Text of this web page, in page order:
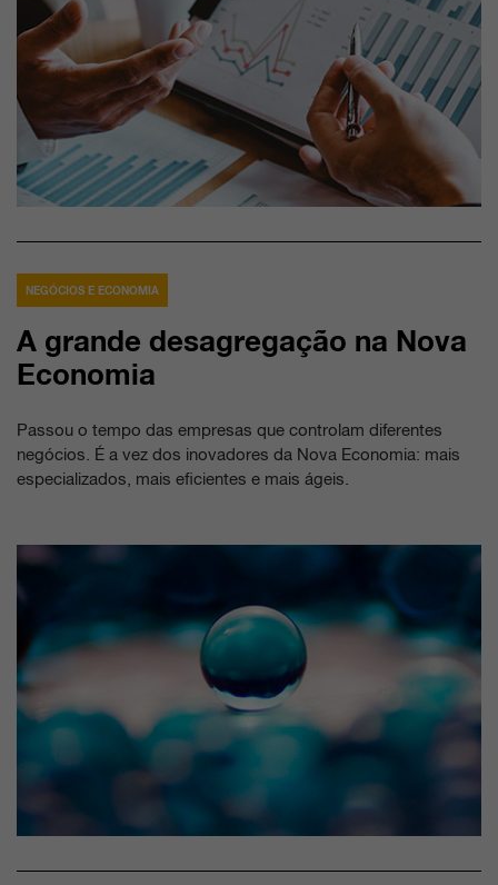
NEGÓCIOS E ECONOMIA
A grande desagregação na Nova
Economia
Passou o tempo das empresas que controlam diferentes
negócios. É a vez dos inovadores da Nova Economia: mais
especializados, mais eficientes e mais ágeis.